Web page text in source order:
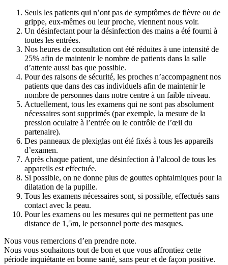
Seuls les patients qui n’ont pas de symptômes de fièvre ou de
grippe, eux-mêmes ou leur proche, viennent nous voir.
Un désinfectant pour la désinfection des mains a été fourni à
toutes les entrées.
Nos heures de consultation ont été réduites à une intensité de
25% afin de maintenir le nombre de patients dans la salle
d’attente aussi bas que possible.
Pour des raisons de sécurité, les proches n’accompagnent nos
patients que dans des cas individuels afin de maintenir le
nombre de personnes dans notre centre à un faible niveau.
Actuellement, tous les examens qui ne sont pas absolument
nécessaires sont supprimés (par exemple, la mesure de la
pression oculaire à l’entrée ou le contrôle de l’œil du
partenaire).
Des panneaux de plexiglas ont été fixés à tous les appareils
d’examen.
Après chaque patient, une désinfection à l’alcool de tous les
appareils est effectuée.
Si possible, on ne donne plus de gouttes ophtalmiques pour la
dilatation de la pupille.
Tous les examens nécessaires sont, si possible, effectués sans
contact avec la peau.
Pour les examens ou les mesures qui ne permettent pas une
distance de 1,5m, le personnel porte des masques.
Nous vous remercions d’en prendre note.
Nous vous souhaitons tout de bon et que vous affrontiez cette
période inquiétante en bonne santé, sans peur et de façon positive.